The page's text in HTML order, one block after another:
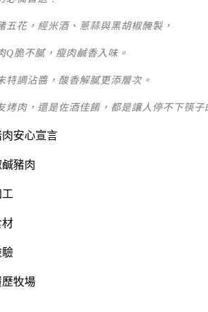
五花，經米酒、蔥蒜與黑胡椒醃製，
Q脆不膩，瘦肉鹹香入味。
特調沾醬，酸香解膩更添層次。
烤肉，還是佐酒佳餚，都是讓人停不下筷子